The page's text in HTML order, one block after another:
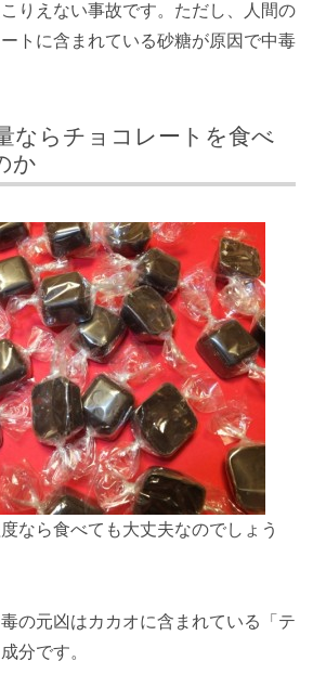
りえない事故です。ただし、人間の
トに含まれている砂糖が原因で中毒
ならチョコレートを食べ
か
なら食べても大丈夫なのでしょう
の元凶はカカオに含まれている「テ
分です。